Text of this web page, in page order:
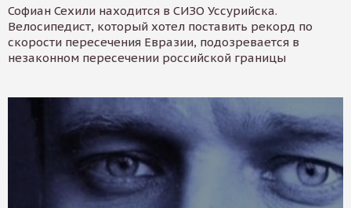
Софиан Сехили находится в СИЗО Уссурийска.
Велосипедист, который хотел поставить рекорд по
скорости пересечения Евразии, подозревается в
незаконном пересечении российской границы